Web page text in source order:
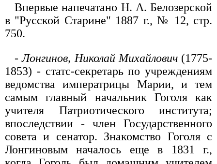
Впервые напечатано Н. А. Белозерской
в "Русской Старине" 1887 г., № 12, стр.
750.
-Лонгинов, Николай Михайлович (1775-
1853) - статс-секретарь по учреждениям
ведомства императрицы Марии, и тем
самым главный начальник Гоголя как
учителя Патриотического института;
впоследствии - член Государственного
совета и сенатор. Знакомство Гоголя с
Лонгиновым началось еще в 1831 г.,